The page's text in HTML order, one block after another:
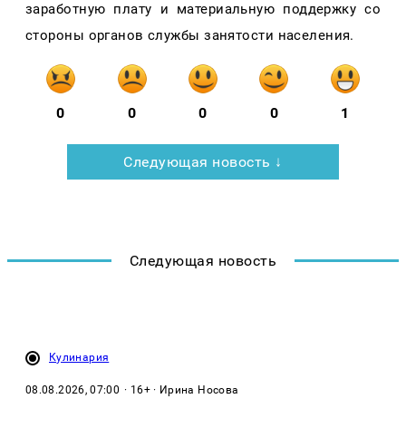
заработную плату и материальную поддержку со
стороны органов службы занятости населения.
0 0 0 0 1
Следующая новость ↓
Следующая новость
Кулинария
08.08.2026, 07:00 · 16+ · Ирина Носова